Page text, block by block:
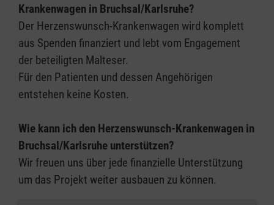
Krankenwagen in Bruchsal/Karlsruhe?
Der Herzenswunsch-Krankenwagen wird komplett
aus Spenden finanziert und lebt vom Engagement
der beteiligten Malteser.
Für den Patienten und dessen Angehörigen
entstehen keine Kosten.
Wie kann ich den Herzenswunsch-Krankenwagen in
Bruchsal/Karlsruhe unterstützen?
Wir freuen uns über jede finanzielle Unterstützung
um das Projekt weiter ausbauen zu können.